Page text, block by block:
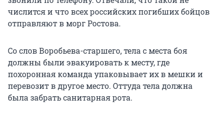
числится и что всех российских погибших бойцов
отправляют в морг Ростова.
Со слов Воробьева-старшего, тела с места боя
должны были эвакуировать к месту, где
похоронная команда упаковывает их в мешки и
перевозит в другое место. Оттуда тела должна
была забрать санитарная рота.